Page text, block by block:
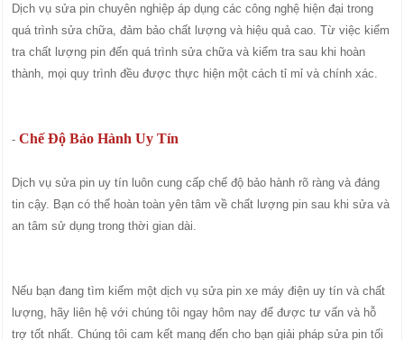
Dịch vụ sửa pin chuyên nghiệp áp dụng các công nghệ hiện đại trong
quá trình sửa chữa, đảm bảo chất lượng và hiệu quả cao. Từ việc kiểm
tra chất lượng pin đến quá trình sửa chữa và kiểm tra sau khi hoàn
thành, mọi quy trình đều được thực hiện một cách tỉ mỉ và chính xác.
- Chế Độ Bảo Hành Uy Tín
Dịch vụ sửa pin uy tín luôn cung cấp chế độ bảo hành rõ ràng và đáng
tin cậy. Bạn có thể hoàn toàn yên tâm về chất lượng pin sau khi sửa và
an tâm sử dụng trong thời gian dài.
Nếu bạn đang tìm kiếm một dịch vụ sửa pin xe máy điện uy tín và chất
lượng, hãy liên hệ với chúng tôi ngay hôm nay để được tư vấn và hỗ
trợ tốt nhất. Chúng tôi cam kết mang đến cho bạn giải pháp sửa pin tối